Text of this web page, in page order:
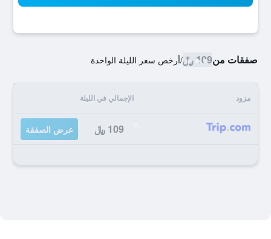
صفقات من109 ﷼ /أرخص سعر الليلة الواحدة
مزود الإجمالي في الليلة
109 ﷼ عرض الصفقة